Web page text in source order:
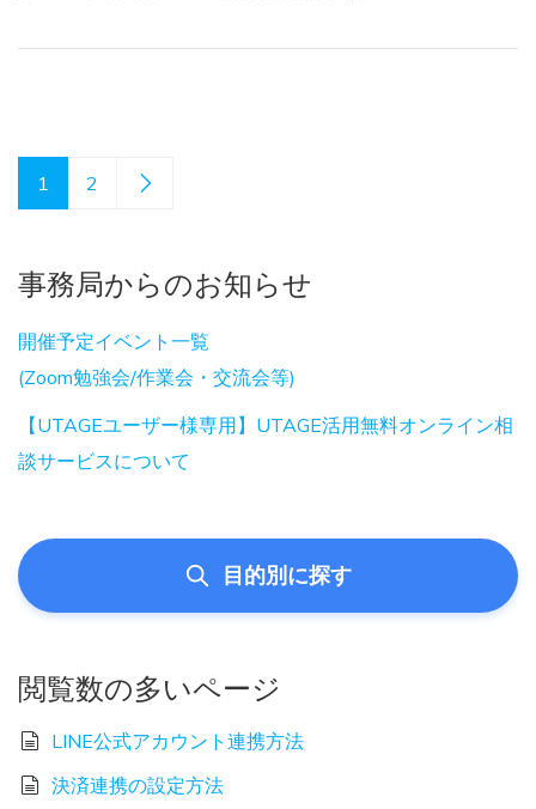
1 2
事務局からのお知らせ
開催予定イベント一覧
(Zoom勉強会/作業会・交流会等)
【UTAGEユーザー様専用】UTAGE活用無料オンライン相
談サービスについて
目的別に探す
閲覧数の多いページ
LINE公式アカウント連携方法
決済連携の設定方法